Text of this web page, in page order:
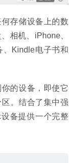
存储设备上的数
相机、iPhone、
、Kindle电子书和
的设备，即使它
。结合了集中强
备提供一个完整